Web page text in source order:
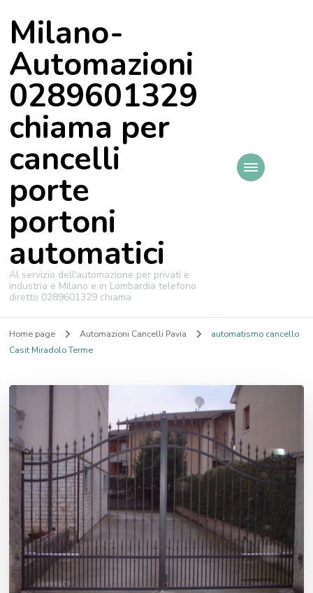
Milano-
Automazioni
0289601329
chiama per
cancelli
porte
portoni
automatici
Al servizio dell'automazione per privati e
industria e Milano e in Lombardia telefono
diretto 0289601329 chiama
Home page Automazioni Cancelli Pavia
automatismo cancello
Casit Miradolo Terme